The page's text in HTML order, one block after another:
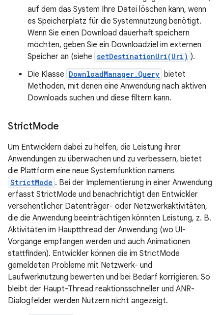
auf dem das System Ihre Datei löschen kann, wenn
es Speicherplatz für die Systemnutzung benötigt.
Wenn Sie einen Download dauerhaft speichern
möchten, geben Sie ein Downloadziel im externen
Speicher an (siehe setDestinationUri(Uri) ).
Die Klasse DownloadManager.Query bietet
Methoden, mit denen eine Anwendung nach aktiven
Downloads suchen und diese filtern kann.
StrictMode
Um Entwicklern dabei zu helfen, die Leistung ihrer
Anwendungen zu überwachen und zu verbessern, bietet
die Plattform eine neue Systemfunktion namens
StrictMode . Bei der Implementierung in einer Anwendung
erfasst StrictMode und benachrichtigt den Entwickler
versehentlicher Datenträger- oder Netzwerkaktivitäten,
die die Anwendung beeinträchtigen könnten Leistung, z. B.
Aktivitäten im Hauptthread der Anwendung (wo UI-
Vorgänge empfangen werden und auch Animationen
stattfinden). Entwickler können die im StrictMode
gemeldeten Probleme mit Netzwerk- und
Laufwerknutzung bewerten und bei Bedarf korrigieren. So
bleibt der Haupt-Thread reaktionsschneller und ANR-
Dialogfelder werden Nutzern nicht angezeigt.